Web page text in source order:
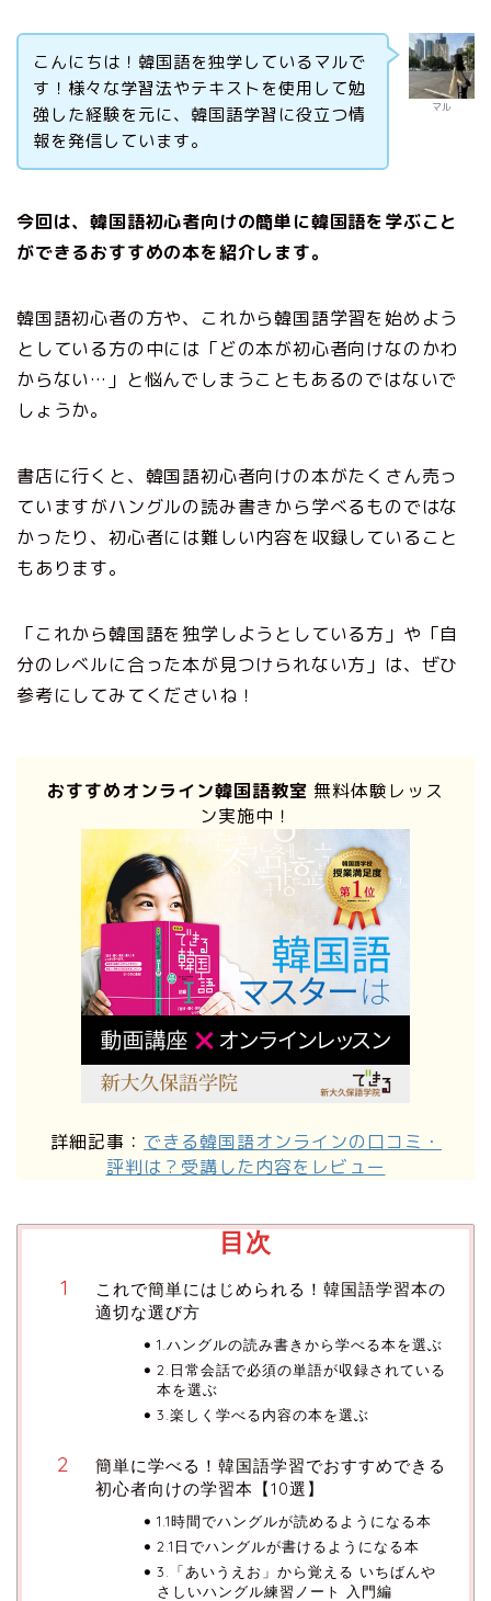
マル
こんにちは！韓国語を独学しているマルで
す！様々な学習法やテキストを使用して勉
強した経験を元に、韓国語学習に役立つ情
報を発信しています。
今回は、韓国語初心者向けの簡単に韓国語を学ぶこと
ができるおすすめの本を紹介します。
韓国語初心者の方や、これから韓国語学習を始めよう
としている方の中には「どの本が初心者向けなのかわ
からない…」と悩んでしまうこともあるのではないで
しょうか。
書店に行くと、韓国語初心者向けの本がたくさん売っ
ていますがハングルの読み書きから学べるものではな
かったり、初心者には難しい内容を収録していること
もあります。
「これから韓国語を独学しようとしている方」や「自
分のレベルに合った本が見つけられない方」は、ぜひ
参考にしてみてくださいね！
おすすめオンライン韓国語教室 無料体験レッス
ン実施中！
詳細記事： できる韓国語オンラインの口コミ・
評判は？受講した内容をレビュー
目次
これで簡単にはじめられる！韓国語学習本の
適切な選び方
1.ハングルの読み書きから学べる本を選ぶ
2.日常会話で必須の単語が収録されている
本を選ぶ
3.楽しく学べる内容の本を選ぶ
簡単に学べる！韓国語学習でおすすめできる
初心者向けの学習本【10選】
1.1時間でハングルが読めるようになる本
2.1日でハングルが書けるようになる本
3.「あいうえお」から覚える いちばんや
さしいハングル練習ノート 入門編